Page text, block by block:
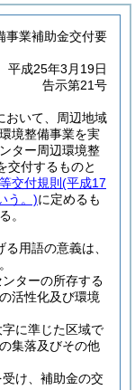
事業補助金交付要
平成25年3月19日
告示第21号
おいて、周辺地域
境整備事業を実
ター周辺環境整
交付するものと
交付規則 (平成17
う。)に定めるも
。
る用語の意義は、
ターの所存する
活性化及び環境
に準じた区域で
集落及びその他
け、補助金の交